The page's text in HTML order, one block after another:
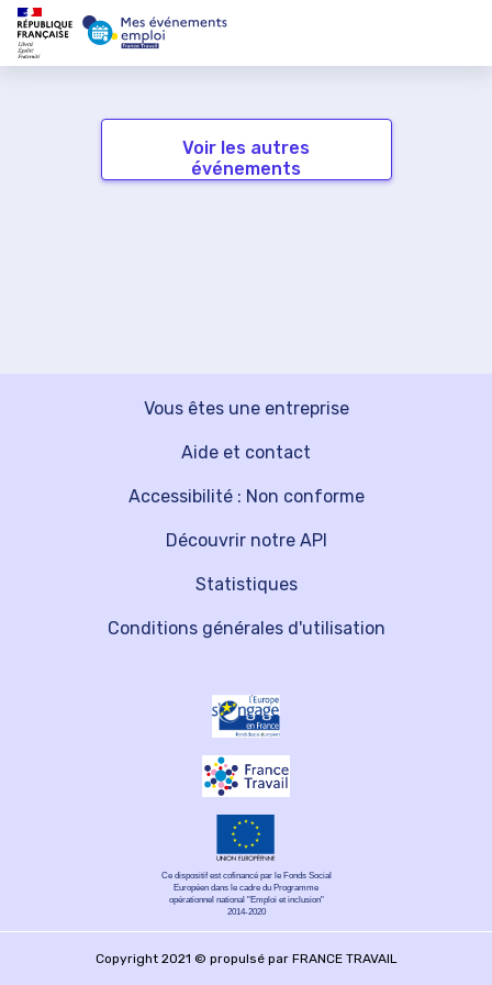
Voir les autres
événements
Vous êtes une entreprise
Découvrir notre API
Aide et contact
Statistiques
Accessibilité : Non conforme
Conditions générales d'utilisation
Ce dispositif est cofinancé par le Fonds Social
Européen dans le cadre du Programme
opérationnel national "Emploi et inclusion"
2014-2020
Copyright 2021 © propulsé par FRANCE TRAVAIL